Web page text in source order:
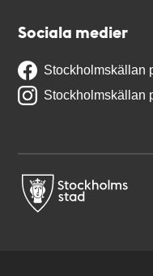
Sociala medier
Stockholmskällan
Stockholmskällan